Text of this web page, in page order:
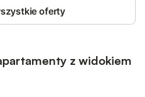
oferty
z widokiem